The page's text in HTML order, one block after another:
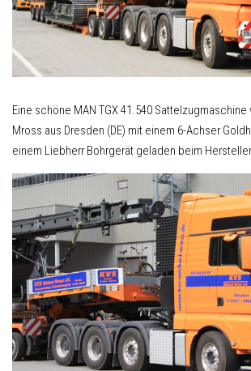
Eine schöne MAN TGX 41.540 Sattelzugmaschine
Mross aus Dresden (DE) mit einem 6-Achser
einem Liebherr Bohrgerät geladen beim